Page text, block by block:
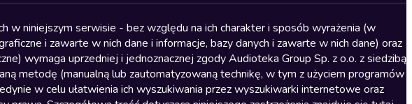
niniejszym serwisie - bez względu na ich charakter i sposób wyrażenia (w
i zawarte w nich dane i informacje, bazy danych i zawarte w nich dane) oraz
wymaga uprzedniej i jednoznacznej zgody Audioteka Group Sp. z o.o. z siedzibą
metodę (manualną lub zautomatyzowaną technikę, w tym z użyciem programów
w celu ułatwienia ich wyszukiwania przez wyszukiwarki internetowe oraz